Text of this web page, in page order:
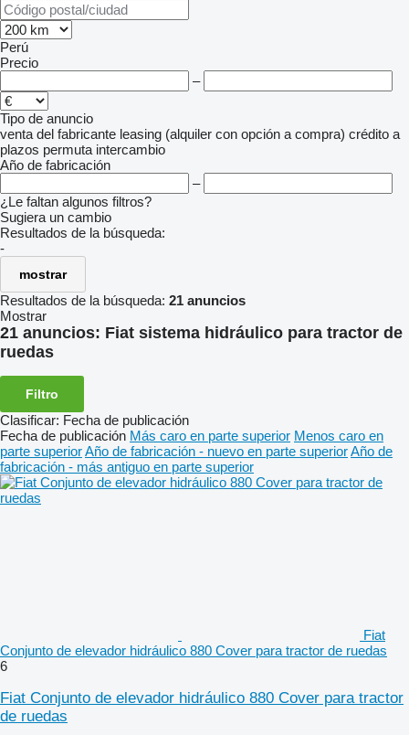
Perú
Precio
–
Tipo de anuncio
venta del fabricante leasing (alquiler con opción a compra) crédito a
plazos permuta intercambio
Año de fabricación
–
¿Le faltan algunos filtros?
Sugiera un cambio
Resultados de la búsqueda:
-
mostrar
Resultados de la búsqueda: 21 anuncios
Mostrar
21 anuncios: Fiat sistema hidráulico para tractor de
ruedas
Filtro
Clasificar: Fecha de publicación
Fecha de publicación Más caro en parte superior Menos caro en
parte superiorAño de fabricación - nuevo en parte superiorAño de
fabricación - más antiguo en parte superior
Fiat
Conjunto de elevador hidráulico 880 Cover para tractor de ruedas
6
Fiat Conjunto de elevador hidráulico 880 Cover para tractor
de ruedas